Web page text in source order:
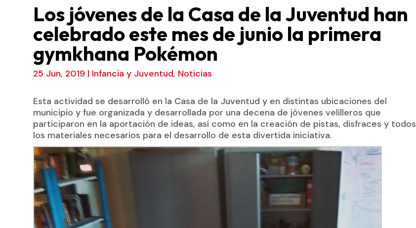
Los jóvenes de la Casa de la Juventud han
celebrado este mes de junio la primera
gymkhana Pokémon
25 Jun, 2019 | Infancia y Juventud, Noticias
Esta actividad se desarrolló en la Casa de la Juventud y en distintas ubicaciones del
municipio y fue organizada y desarrollada por una decena de jóvenes velilleros que
participaron en la aportación de ideas, así como en la creación de pistas, disfraces y todos
los materiales necesarios para el desarrollo de esta divertida iniciativa.